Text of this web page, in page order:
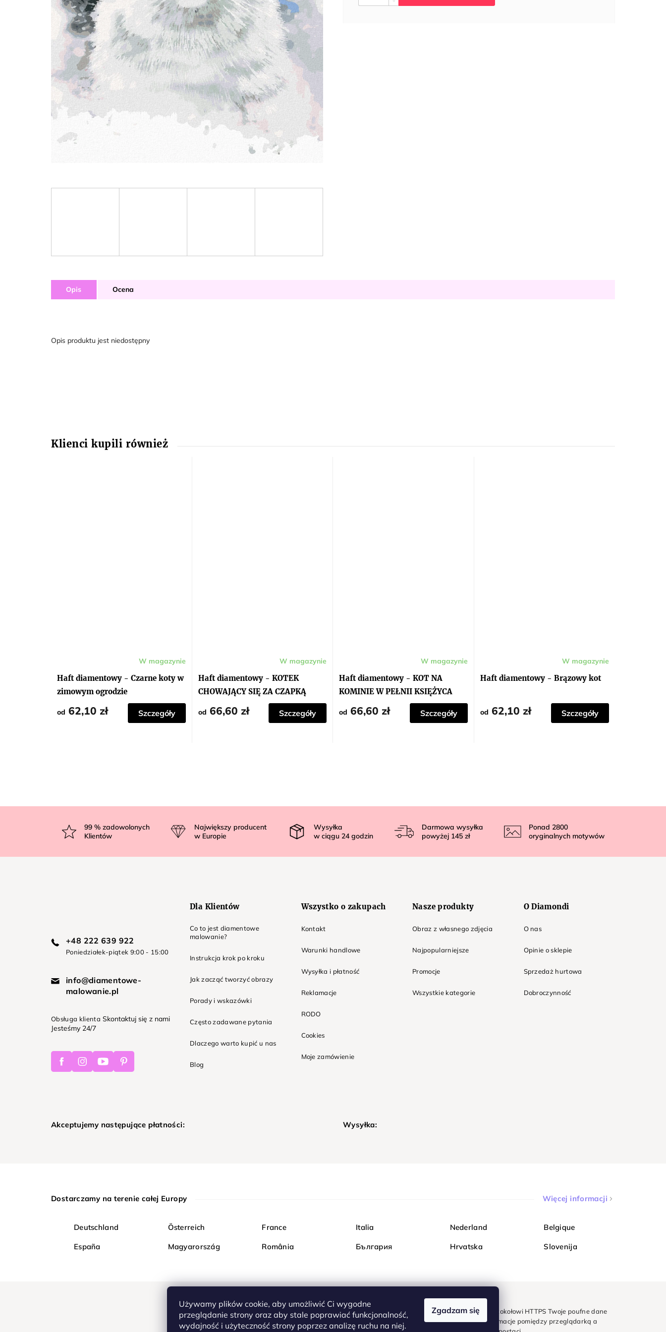
Używamy plików cookie, aby umożliwić Ci wygodne
przeglądanie strony oraz aby stale poprawiać funkcjonalność,
wydajność i użyteczność strony poprzez analizę ruchu na niej.
Zgadzam się
Opis Ocena
Opis produktu jest niedostępny
Haft diamentowy - Czarne koty w
zimowym ogrodzie
W magazynie
od 62,10 zł Szczegóły
Haft diamentowy - KOTEK
CHOWAJĄCY SIĘ ZA CZAPKĄ
W magazynie
od 66,60 zł Szczegóły
Haft diamentowy - KOT NA
KOMINIE W PEŁNII KSIĘŻYCA
W magazynie
od 66,60 zł Szczegóły
Haft diamentowy - Brązowy kot
W magazynie
od 62,10 zł Szczegóły
p
99% zadowolonych
Klientów
Największy producent
w Europie
Wysyłka
w ciągu 24 godzin
Darmowa wysyłka
powyżej 145 zł
Ponad 2800
oryginalnych motywów
+48 222 639 922
Poniedziałek-piątek 9:00 - 15:00
info@diamentowe-
malowanie.pl
Obsługa klienta Skontaktuj się z nami
Jesteśmy 24/7
FacebookInstagramYoutubePinterest
Dla Klientów
Co to jest diamentowe
malowanie?
Instrukcja krok po kroku
Jak zacząć tworzyć obrazy
Porady i wskazówki
Często zadawane pytania
Dlaczego warto kupić u nas
Blog
Wszystko o zakupach
Kontakt
Warunki handlowe
Wysyłka i płatność
Reklamacje
RODO
Cookies
Moje zamówienie
Nasze produkty
Obraz z własnego zdjęcia
Najpopularniejsze
Promocje
Wszystkie kategorie
O Diamondi
O nas
Opinie o sklepie
Sprzedaż hurtowa
Dobroczynność
Akceptujemy następujące płatności: Wysyłka:
Dostarczamy na terenie całej Europy Więcej informacji
Deutschland Österreich France Italia Nederland Belgique
España Magyarország România България Hrvatska Slovenija
Kupuj bezpiecznie w Diamondi. Dzięki protokołowi HTTPS Twoje poufne dane
są całkowicie bezpieczne - wszystkie informacje pomiędzy przeglądarką a